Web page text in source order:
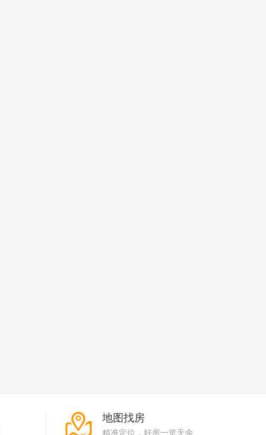
地图找房
精准定位，好房一览无余